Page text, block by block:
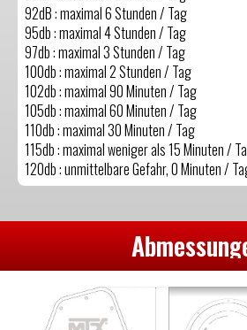
92dB : maximal 6 Stunden / Tag
95db : maximal 4 Stunden / Tag
97db : maximal 3 Stunden / Tag
100db : maximal 2 Stunden / Tag
102db : maximal 90 Minuten / Tag
105db : maximal 60 Minuten / Tag
110db : maximal 30 Minuten / Tag
115db : maximal weniger als 15 Minuten /
120db : unmittelbare Gefahr, 0 Minuten /